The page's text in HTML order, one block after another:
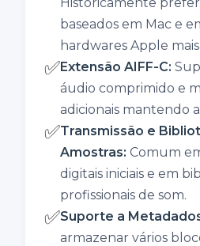
baseados em Mac e
hardwares Apple
✅Extensão AIFF‑C:
áudio comprimido e
adicionais mantendo
✅Transmissão e
Amostras: Comum
digitais iniciais e em
profissionais de som.
✅Suporte a
armazenar vários